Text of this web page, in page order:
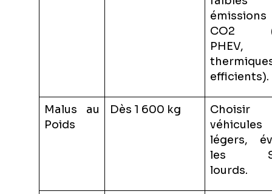
CO2
PHEV,
efficients).
Malus au
Poids
Dès 1 600 kg
Choisir
véhicules
légers,
les
lourds.